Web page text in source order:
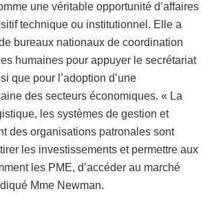
une véritable opportunité d’affaires
technique ou institutionnel. Elle a
bureaux nationaux de coordination
humaines pour appuyer le secrétariat
que pour l’adoption d’une
des secteurs économiques. « La
les systèmes de gestion et
des organisations patronales sont
les investissements et permettre aux
les PME, d’accéder au marché
Mme Newman.